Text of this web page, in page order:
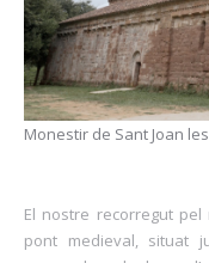
Monestir de Sant Joan
El nostre recorregut pel
pont medieval, situat